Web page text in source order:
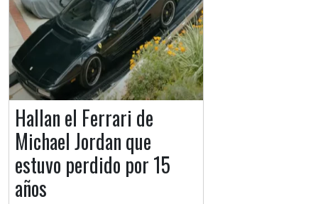
Hallan el Ferrari de
Michael Jordan que
estuvo perdido por 15
años